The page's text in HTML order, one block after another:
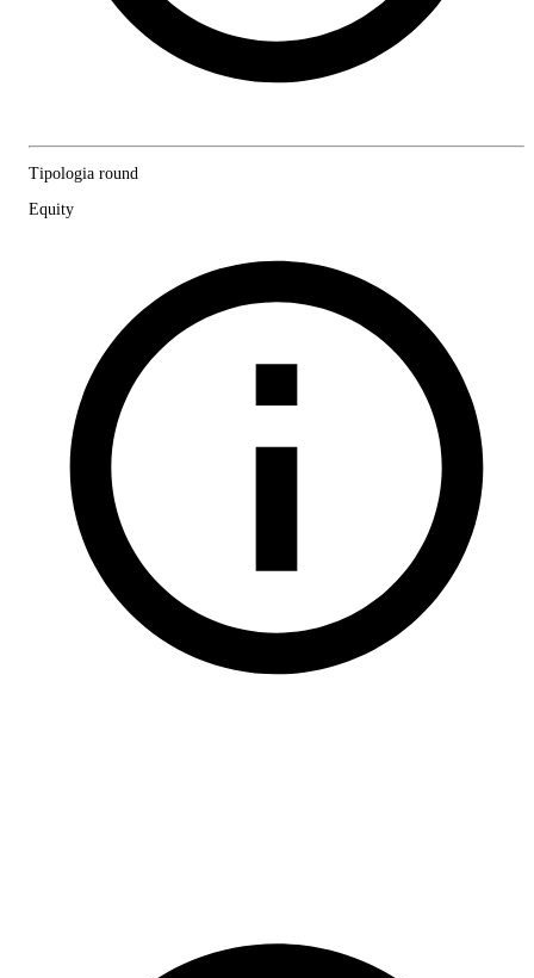
Tipologia round
Equity